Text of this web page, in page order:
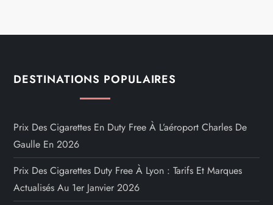
DESTINATIONS POPULAIRES
Prix Des Cigarettes En Duty Free À L’aéroport Charles De
Gaulle En 2026
Prix Des Cigarettes Duty Free À Lyon : Tarifs Et Marques
Actualisés Au 1er Janvier 2026